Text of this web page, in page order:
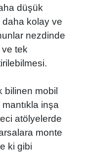
düşük
daha kolay ve
nezdinde
tek
bilinen mobil
inşa
atölyelerde
monte
ki gibi